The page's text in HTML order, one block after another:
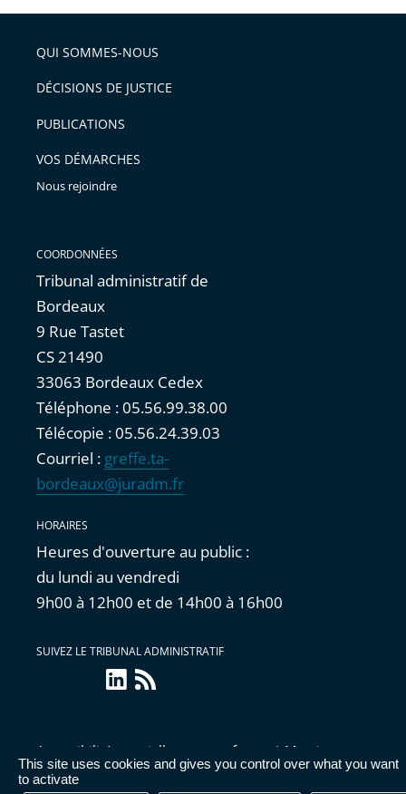
This site uses cookies and gives you control over what you want
to activate
l'article
pour
avant
QUI SOMMES-NOUS
DÉCISIONS DE JUSTICE
PUBLICATIONS
VOS DÉMARCHES
Nous rejoindre
COORDONNÉES
Tribunal administratif de
Bordeaux
9 Rue Tastet
CS 21490
33063 Bordeaux Cedex
Téléphone : 05.56.99.38.00
Télécopie : 05.56.24.39.03
Courriel : greffe.ta-
bordeaux@juradm.fr
HORAIRES
Heures d'ouverture au public :
du lundi au vendredi
9h00 à 12h00 et de 14h00 à 16h00
SUIVEZ LE TRIBUNAL ADMINISTRATIF
linkedin
Flux
RSS
Accessibilité : partiellement conforme | Mentions
légales
Données personnelles
Publications